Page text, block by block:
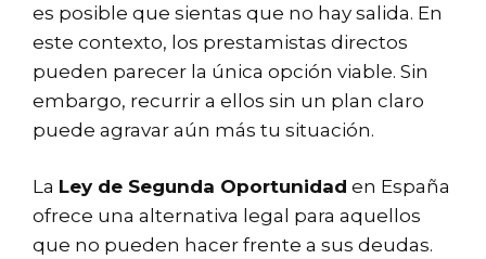
es posible que sientas que no hay salida. En
este contexto, los prestamistas directos
pueden parecer la única opción viable. Sin
embargo, recurrir a ellos sin un plan claro
puede agravar aún más tu situación.
La Ley de Segunda Oportunidad en España
ofrece una alternativa legal para aquellos
que no pueden hacer frente a sus deudas.